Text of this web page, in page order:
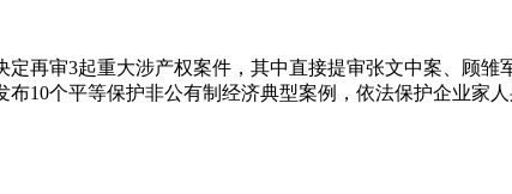
再审3起重大涉产权案件，其中直接提审张文中案、顾
10个平等保护非公有制经济典型案例，依法保护企业家